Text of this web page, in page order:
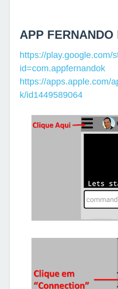
APP FERNANDO
https://play.google.com/
id=com.appfernandok
https://apps.apple.com/
k/id1449589064